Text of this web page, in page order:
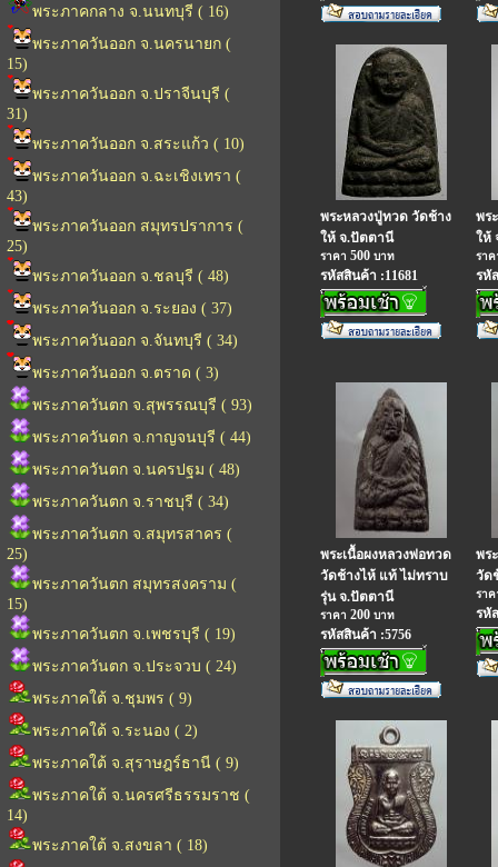
พระภาคกลาง จ.นนทบุรี ( 16)
พระภาควันออก จ.นครนายก (
15)
พระภาควันออก จ.ปราจีนบุรี (
31)
พระภาควันออก จ.สระแก้ว ( 10)
พระภาควันออก จ.ฉะเชิงเทรา (
43)
พระภาควันออก สมุทรปราการ (
25)
พระภาควันออก จ.ชลบุรี ( 48)
พระภาควันออก จ.ระยอง ( 37)
พระภาควันออก จ.จันทบุรี ( 34)
พระภาควันออก จ.ตราด ( 3)
พระภาควันตก จ.สุพรรณบุรี ( 93)
พระภาควันตก จ.กาญจนบุรี ( 44)
พระภาควันตก จ.นครปฐม ( 48)
พระภาควันตก จ.ราชบุรี ( 34)
พระภาควันตก จ.สมุทรสาคร (
25)
พระภาควันตก สมุทรสงคราม (
15)
พระภาควันตก จ.เพชรบุรี ( 19)
พระภาควันตก จ.ประจวบ ( 24)
พระภาคใต้ จ.ชุมพร ( 9)
พระภาคใต้ จ.ระนอง ( 2)
พระภาคใต้ จ.สุราษฎร์ธานี ( 9)
พระภาคใต้ จ.นครศรีธรรมราช (
14)
พระภาคใต้ จ.สงขลา ( 18)
พระหลวงปู่ทวด วัดช้าง
ให้ จ.ปัตตานี
ราคา 500 บาท
รหัสสินค้า :11681
พร
ให้
รา
รหั
พระเนื้อผงหลวงพ่อทวด
วัดช้างไห้ แท้ ไม่ทราบ
รุ่น จ.ปัตตานี
ราคา 200 บาท
รหัสสินค้า :5756
พร
วัด
รา
รหั